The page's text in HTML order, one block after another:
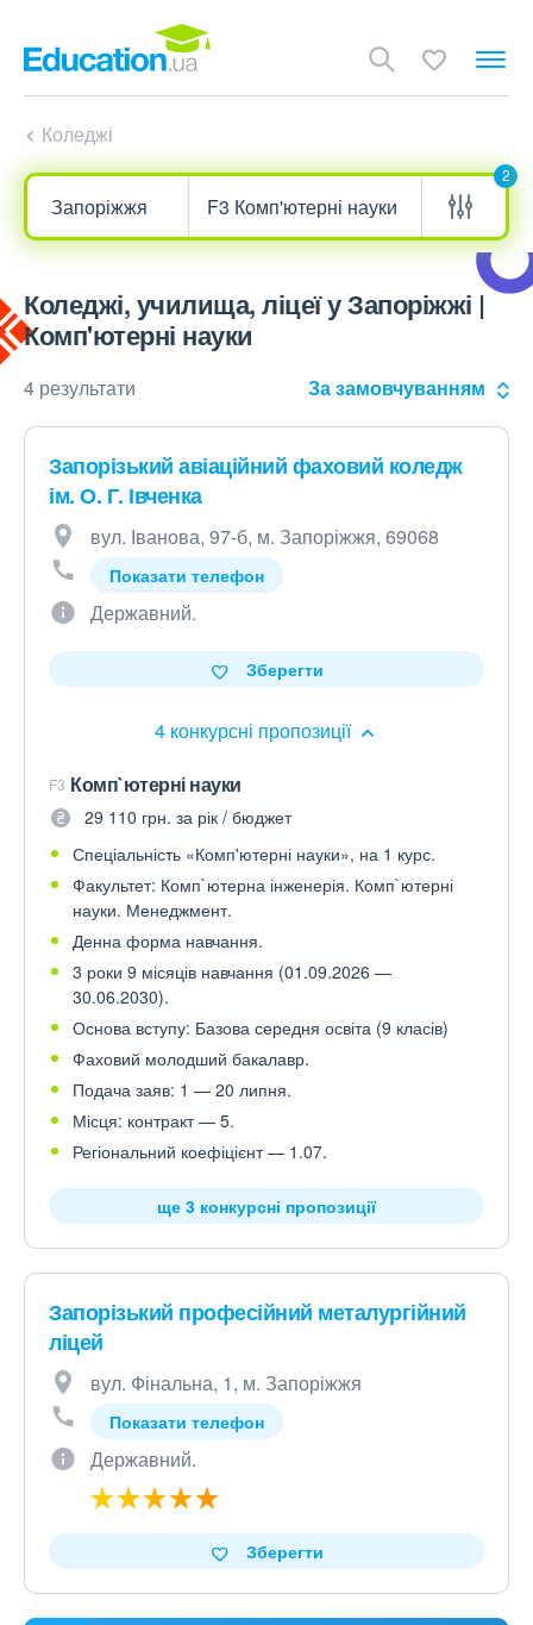
Коледжі
2
Коледжі, училища, ліцеї у Запоріжжі |
Комп'ютерні науки
4 результати За замовчуванням
Запорізький авіаційний фаховий коледж
ім. О. Г. Івченка
вул. Іванова, 97-б, м. Запоріжжя, 69068
Показати телефон
Державний.
4 конкурсні пропозиції
Зберегти
F3 Комп`ютерні науки
29 110 грн. за рік / бюджет
Спеціальність «Комп'ютерні науки», на 1 курс.
Факультет: Комп`ютерна інженерія. Комп`ютерні
науки. Менеджмент.
Денна форма навчання.
3 роки 9 місяців навчання (01.09.2026 —
30.06.2030).
Основа вступу: Базова середня освіта (9 класів)
Фаховий молодший бакалавр.
Подача заяв: 1 — 20 липня.
Місця: контракт — 5.
Регіональний коефіцієнт — 1.07.
ще 3 конкурсні пропозиції
Запорізький професійний металургійний
ліцей
вул. Фінальна, 1, м. Запоріжжя
Показати телефон
Державний.
Зберегти